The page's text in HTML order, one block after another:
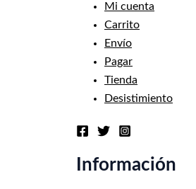
Mi cuenta
Carrito
Envío
Pagar
Tienda
Desistimiento
Información